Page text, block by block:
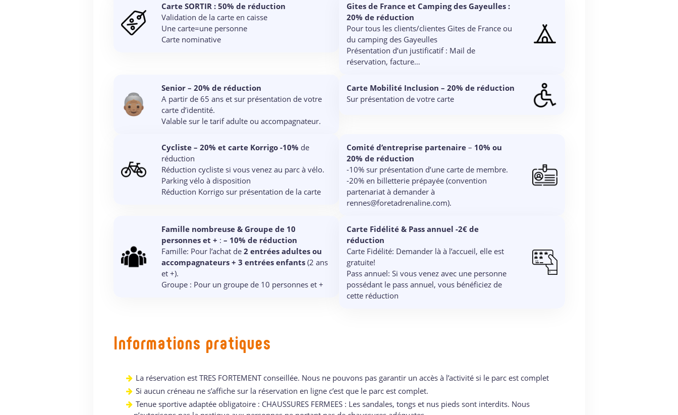
Carte SORTIR : 50% de réduction
Validation de la carte en caisse
Une carte=une personne
Carte nominative
Gites de France et Camping des Gayeulles :
20% de réduction
Pour tous les clients/clientes Gites de France ou
du camping des Gayeulles
Présentation d’un justificatif : Mail de
réservation, facture…
Senior – 20% de réduction
A partir de 65 ans et sur présentation de votre
carte d’identité.
Valable sur le tarif adulte ou accompagnateur.
Carte Mobilité Inclusion – 20% de réduction
Sur présentation de votre carte
Cycliste – 20% et carte Korrigo -10% de
réduction
Réduction cycliste si vous venez au parc à vélo.
Parking vélo à disposition
Réduction Korrigo sur présentation de la carte
Comité d’entreprise partenaire – 10% ou
20% de réduction
-10% sur présentation d’une carte de membre.
-20% en billetterie prépayée (convention
partenariat à demander à
rennes@foretadrenaline.com).
Famille nombreuse & Groupe de 10
personnes et + : – 10% de réduction
Famille: Pour l’achat de 2 entrées adultes ou
accompagnateurs + 3 entrées enfants(2 ans
et +).
Groupe : Pour un groupe de 10 personnes et +
Carte Fidélité & Pass annuel -2€ de
réduction
Carte Fidélité: Demander là à l’accueil, elle est
gratuite!
Pass annuel: Si vous venez avec une personne
possédant le pass annuel, vous bénéficiez de
cette réduction
Informations pratiques
La réservation est TRES FORTEMENT conseillée. Nous ne pouvons pas garantir un accès à l’activité si le parc est complet
Si aucun créneau ne s’affiche sur la réservation en ligne c’est que le parc est complet.
Tenue sportive adaptée obligatoire : CHAUSSURES FERMEES : Les sandales, tongs et nus pieds sont interdits. Nous